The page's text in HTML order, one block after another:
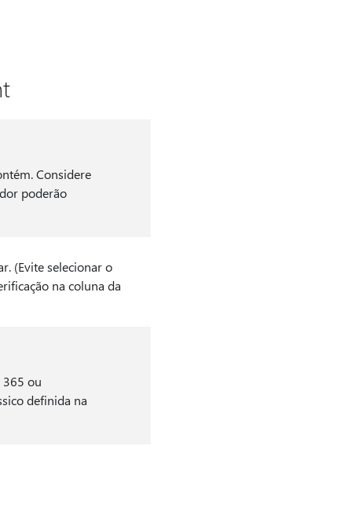
Considere
poderão
(Evite selecionar o
na coluna da
365 ou
definida na